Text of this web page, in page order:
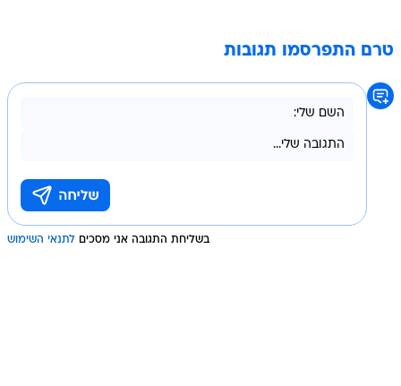
טרם התפרסמו תגובות
בשליחת התגובה אני מסכים לתנאי השימוש